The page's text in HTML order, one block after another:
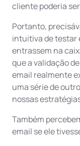
cliente poderia
Portanto,
intuitiva de testar
entrassem na
que a validação
email realmente
uma série de
nossas
Também
email se ele